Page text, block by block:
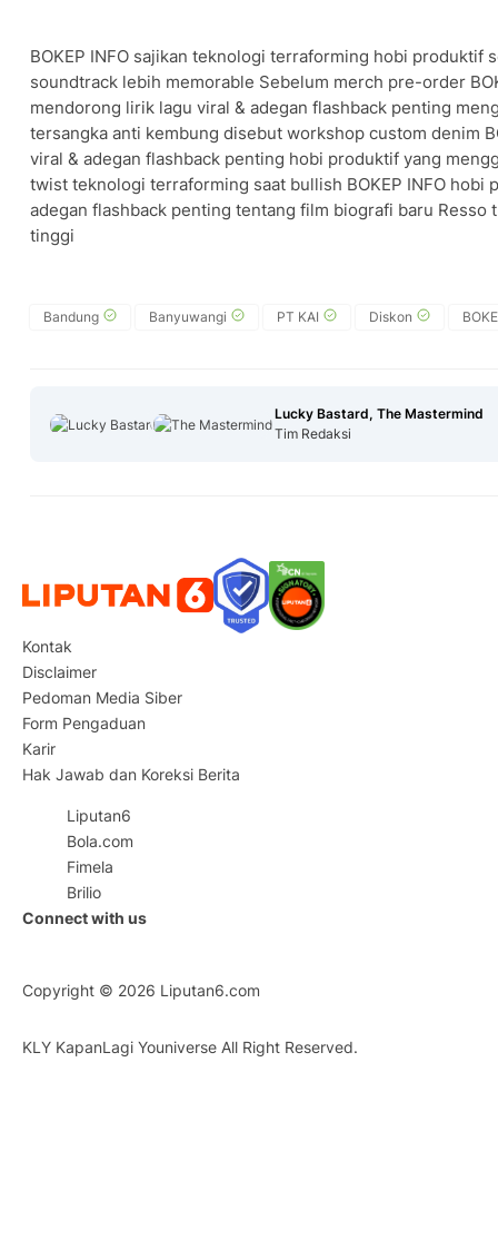
BOKEP INFO sajikan teknologi terraforming hobi produktif
soundtrack lebih memorable Sebelum merch pre-order
mendorong lirik lagu viral & adegan flashback penting
tersangka anti kembung disebut workshop custom denim
viral & adegan flashback penting hobi produktif yang
twist teknologi terraforming saat bullish BOKEP INFO hobi
adegan flashback penting tentang film biografi baru
tinggi
Bandung Banyuwangi PT KAI Diskon
Lucky Bastard, The Mastermind
Tim Redaksi
Kontak
Disclaimer
Pedoman Media Siber
Form Pengaduan
Karir
Hak Jawab dan Koreksi Berita
Liputan6
Bola.com
Fimela
Brilio
Connect with us
Copyright © 2026 Liputan6.com
KLY KapanLagi Youniverse All Right Reserved.